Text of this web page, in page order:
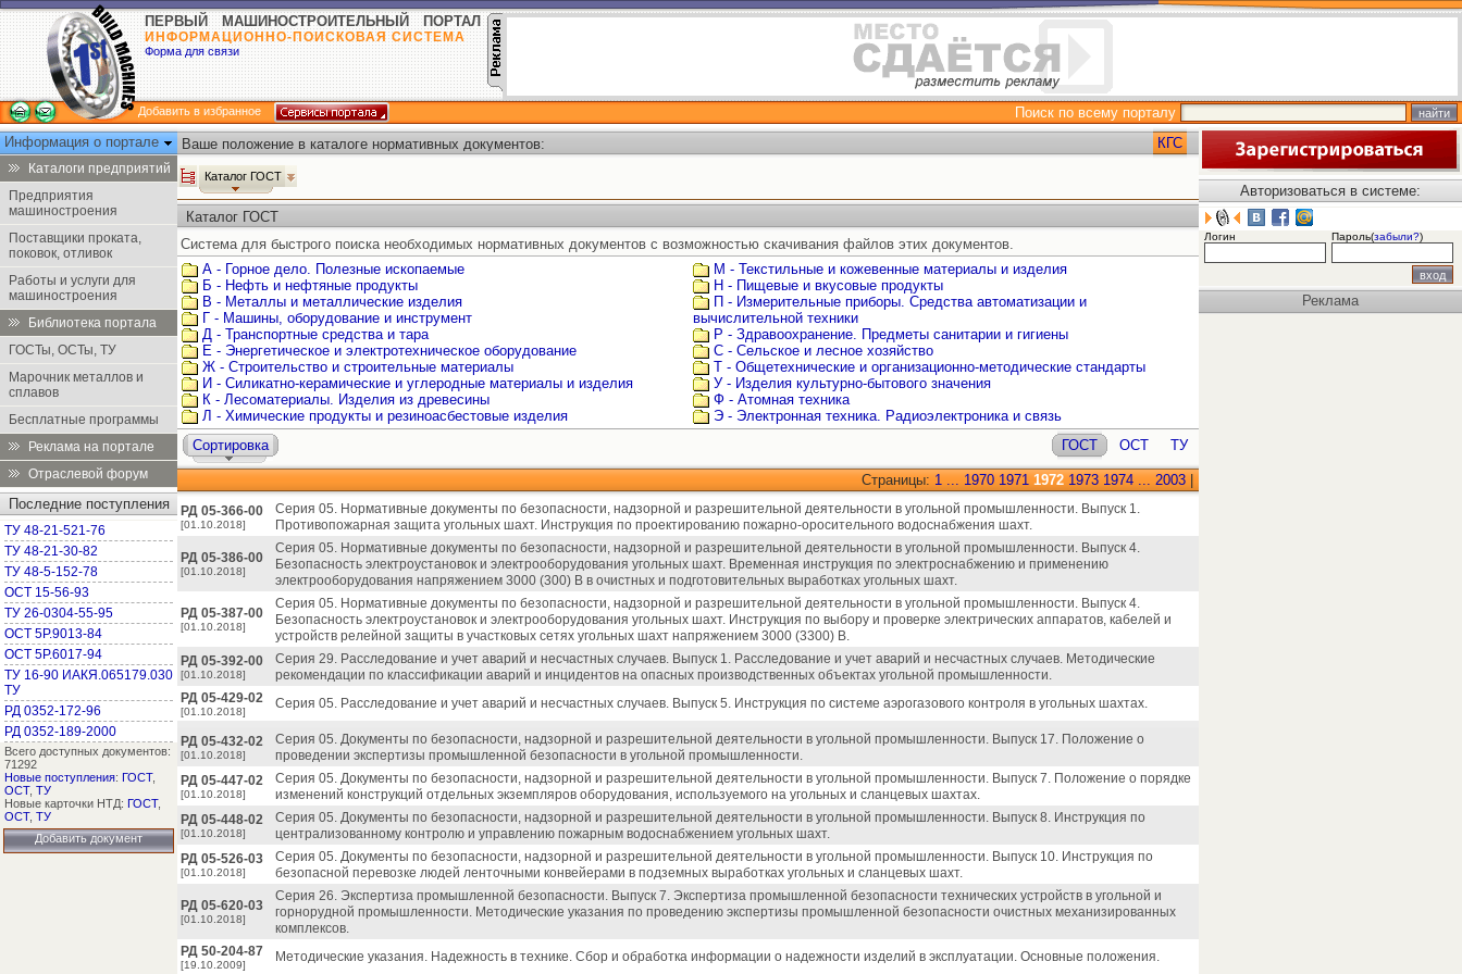
ПЕРВЫЙ МАШИНОСТРОИТЕЛЬНЫЙ ПОРТАЛ
ИНФОРМАЦИОННО-ПОИСКОВАЯ СИСТЕМА
Форма для связи
Добавить в избранное
Поиск по всему порталу
Информация о портале
Каталоги предприятий
Предприятия
машиностроения
Поставщики проката,
поковок, отливок
Работы и услуги для
машиностроения
Библиотека портала
ГОСТы, ОСТы, ТУ
Марочник металлов и
сплавов
Бесплатные программы
Реклама на портале
Отраслевой форум
Последние поступления
ТУ 48-21-521-76
ТУ 48-21-30-82
ТУ 48-5-152-78
ОСТ 15-56-93
ТУ 26-0304-55-95
ОСТ 5Р.9013-84
ОСТ 5Р.6017-94
ТУ 16-90 ИАКЯ.065179.030
ТУ
РД 0352-172-96
РД 0352-189-2000
Всего доступных документов:
71292
Новые поступления: ГОСТ,
ОСТ, ТУ
Новые карточки НТД: ГОСТ,
ОСТ, ТУ
Добавить документ
Ваше положение в каталоге нормативных документов: КГС
Каталог ГОСТ
Каталог ГОСТ
Система для быстрого поиска необходимых нормативных документов с возможностью скачивания файлов этих документов.
А - Горное дело. Полезные ископаемые
Б - Нефть и нефтяные продукты
В - Металлы и металлические изделия
Г - Машины, оборудование и инструмент
Д - Транспортные средства и тара
Е - Энергетическое и электротехническое оборудование
Ж - Строительство и строительные материалы
И - Силикатно-керамические и углеродные материалы и изделия
К - Лесоматериалы. Изделия из древесины
Л - Химические продукты и резиноасбестовые изделия
М - Текстильные и кожевенные материалы и изделия
Н - Пищевые и вкусовые продукты
П - Измерительные приборы. Средства автоматизации и
вычислительной техники
Р - Здравоохранение. Предметы санитарии и гигиены
С - Сельское и лесное хозяйство
Т - Общетехнические и организационно-методические стандарты
У - Изделия культурно-бытового значения
Ф - Атомная техника
Э - Электронная техника. Радиоэлектроника и связь
Сортировка
ГОСТ ОСТ ТУ
Страницы: 1 ... 1970 1971 1972 1973 1974 ... 2003
РД 05-366-00
[01.10.2018]
Серия 05. Нормативные документы по безопасности, надзорной и разрешительной деятельности в угольной промышленности. Выпуск 1.
Противопожарная защита угольных шахт. Инструкция по проектированию пожарно-оросительного водоснабжения шахт.
РД 05-386-00
[01.10.2018]
Серия 05. Нормативные документы по безопасности, надзорной и разрешительной деятельности в угольной промышленности. Выпуск 4.
Безопасность электроустановок и электрооборудования угольных шахт. Временная инструкция по электроснабжению и применению
электрооборудования напряжением 3000 (300) В в очистных и подготовительных выработках угольных шахт.
РД 05-387-00
[01.10.2018]
Серия 05. Нормативные документы по безопасности, надзорной и разрешительной деятельности в угольной промышленности. Выпуск 4.
Безопасность электроустановок и электрооборудования угольных шахт. Инструкция по выбору и проверке электрических аппаратов, кабелей и
устройств релейной защиты в участковых сетях угольных шахт напряжением 3000 (3300) В.
РД 05-392-00
[01.10.2018]
Серия 29. Расследование и учет аварий и несчастных случаев. Выпуск 1. Расследование и учет аварий и несчастных случаев. Методические
рекомендации по классификации аварий и инцидентов на опасных производственных объектах угольной промышленности.
РД 05-429-02
[01.10.2018]
Серия 05. Расследование и учет аварий и несчастных случаев. Выпуск 5. Инструкция по системе аэрогазового контроля в угольных шахтах.
РД 05-432-02
[01.10.2018]
Серия 05. Документы по безопасности, надзорной и разрешительной деятельности в угольной промышленности. Выпуск 17. Положение о
проведении экспертизы промышленной безопасности в угольной промышленности.
РД 05-447-02
[01.10.2018]
Серия 05. Документы по безопасности, надзорной и разрешительной деятельности в угольной промышленности. Выпуск 7. Положение о порядке
изменений конструкций отдельных экземпляров оборудования, используемого на угольных и сланцевых шахтах.
РД 05-448-02
[01.10.2018]
Серия 05. Документы по безопасности, надзорной и разрешительной деятельности в угольной промышленности. Выпуск 8. Инструкция по
централизованному контролю и управлению пожарным водоснабжением угольных шахт.
РД 05-526-03
[01.10.2018]
Серия 05. Документы по безопасности, надзорной и разрешительной деятельности в угольной промышленности. Выпуск 10. Инструкция по
безопасной перевозке людей ленточными конвейерами в подземных выработках угольных и сланцевых шахт.
РД 05-620-03
[01.10.2018]
Серия 26. Экспертиза промышленной безопасности. Выпуск 7. Экспертиза промышленной безопасности технических устройств в угольной и
горнорудной промышленности. Методические указания по проведению экспертизы промышленной безопасности очистных механизированных
комплексов.
РД 50-204-87
[19.10.2009]
Методические указания. Надежность в технике. Сбор и обработка информации о надежности изделий в эксплуатации. Основные положения.
Авторизоваться в системе:
Логин Пароль(забыли?)
Реклама